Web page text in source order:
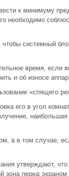
к минимуму
необходимо
системный
время, если
и об износе
«спящего
его в угол
наибольшая
а в том случае,
утверждают,
зона перед